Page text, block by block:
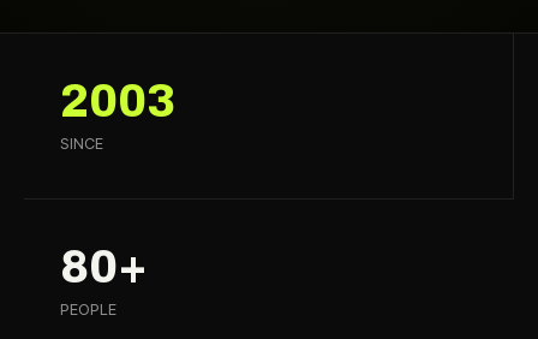
2003
SINCE
80+
PEOPLE